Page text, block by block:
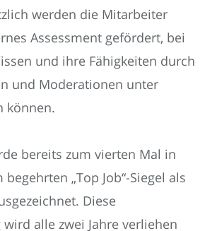
werden die Mitarbeiter
Assessment gefördert, bei
und ihre Fähigkeiten durch
und Moderationen unter
können.
bereits zum vierten Mal in
„Top Job“-Siegel als
Diese
alle zwei Jahre verliehen